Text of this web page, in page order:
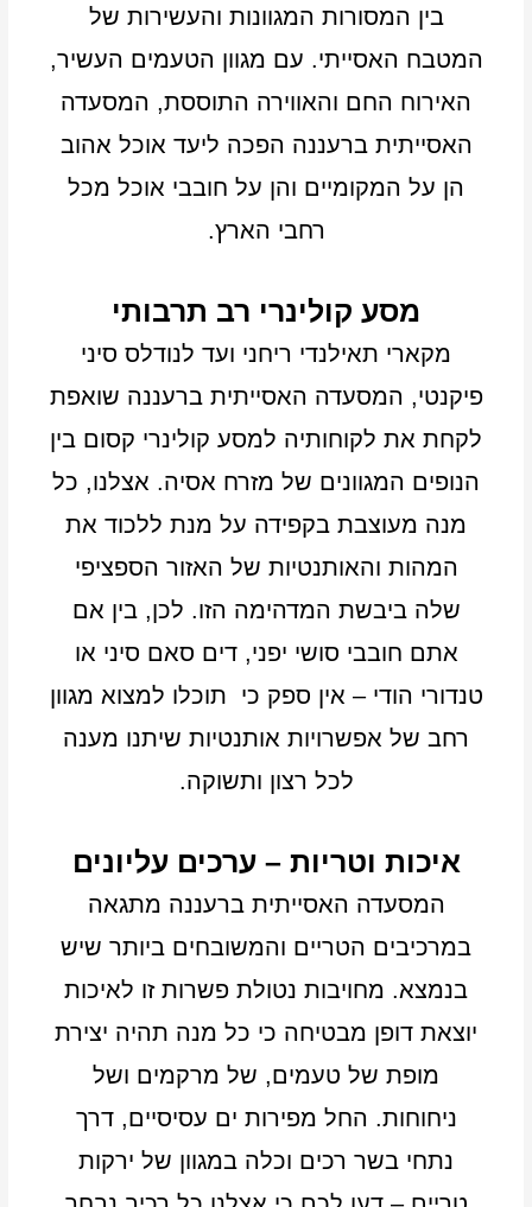
בין המסורות המגוונות והעשירות של
המטבח האסייתי. עם מגוון הטעמים העשיר,
האירוח החם והאווירה התוססת, המסעדה
האסייתית ברעננה הפכה ליעד אוכל אהוב
הן על המקומיים והן על חובבי אוכל מכל
רחבי הארץ.
מסע קולינרי רב תרבותי
מקארי תאילנדי ריחני ועד לנודלס סיני
פיקנטי, המסעדה האסייתית ברעננה שואפת
לקחת את לקוחותיה למסע קולינרי קסום בין
הנופים המגוונים של מזרח אסיה. אצלנו, כל
מנה מעוצבת בקפידה על מנת ללכוד את
המהות והאותנטיות של האזור הספציפי
שלה ביבשת המדהימה הזו. לכן, בין אם
אתם חובבי סושי יפני, דים סאם סיני או
טנדורי הודי – אין ספק כי תוכלו למצוא מגוון
רחב של אפשרויות אותנטיות שיתנו מענה
לכל רצון ותשוקה.
איכות וטריות – ערכים עליונים
המסעדה האסייתית ברעננה מתגאה
במרכיבים הטריים והמשובחים ביותר שיש
בנמצא. מחויבות נטולת פשרות זו לאיכות
יוצאת דופן מבטיחה כי כל מנה תהיה יצירת
מופת של טעמים, של מרקמים ושל
ניחוחות. החל מפירות ים עסיסיים, דרך
נתחי בשר רכים וכלה במגוון של ירקות